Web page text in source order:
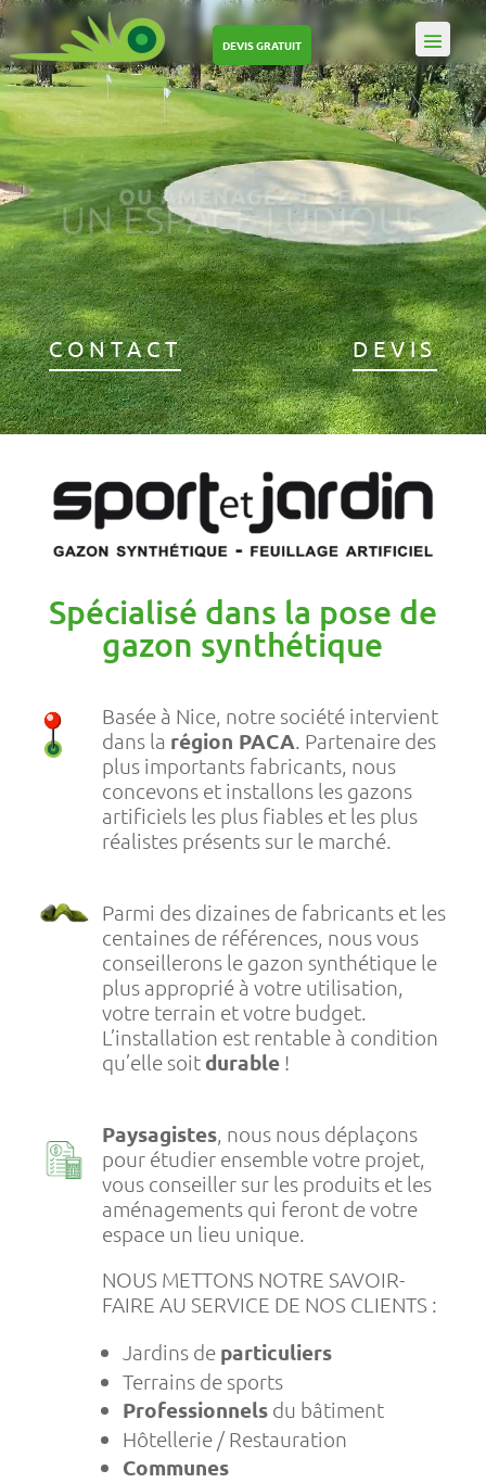
DEVIS GRATUIT
CONTACT DEVIS
Spécialisé dans la pose de
gazon synthétique
Basée à Nice, notre société intervient
dans la région PACA. Partenaire des
plus importants fabricants, nous
concevons et installons les gazons
artificiels les plus fiables et les plus
réalistes présents sur le marché.
Parmi des dizaines de fabricants et les
centaines de références, nous vous
conseillerons le gazon synthétique le
plus approprié à votre utilisation,
votre terrain et votre budget.
L’installation est rentable à condition
qu’elle soit durable!
Paysagistes, nous nous déplaçons
pour étudier ensemble votre projet,
vous conseiller sur les produits et les
aménagements qui feront de votre
espace un lieu unique.
NOUS METTONS NOTRE SAVOIR-
FAIRE AU SERVICE DE NOS CLIENTS :
Jardins de particuliers
Terrains de sports
Professionnelsdu bâtiment
Hôtellerie / Restauration
Communes